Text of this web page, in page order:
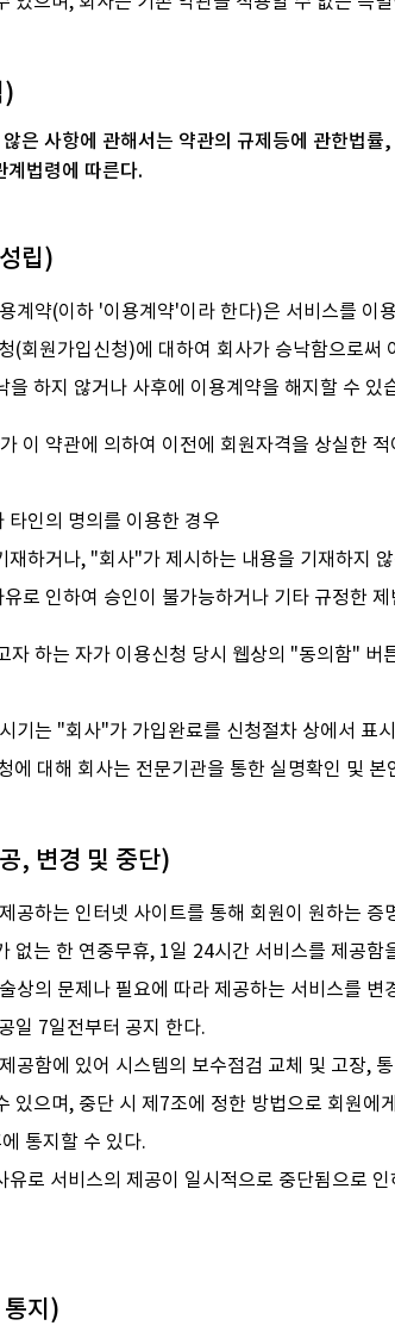
)
은 사항에 관해서는 약관의 규제등에 관한법
계법령에 따른다.
립)
계약(이하 '이용계약'이라 한다)은 서비스를 이
(회원가입신청)에 대하여 회사가 승낙함으로
을 하지 않거나 사후에 이용계약을 해지할 수 있
이 약관에 의하여 이전에 회원자격을 상실한
타인의 명의를 이용한 경우
재하거나, "회사"가 제시하는 내용을 기재하지
로 인하여 승인이 불가능하거나 기타 규정한
하는 자가 이용신청 당시 웹상의 "동의함" 버
기는 "회사"가 가입완료를 신청절차 상에서 표
대해 회사는 전문기관을 통한 실명확인 및 본
, 변경 및 중단)
공하는 인터넷 사이트를 통해 회원이 원하는 증
없는 한 연중무휴, 1일 24시간 서비스를 제공함
상의 문제나 필요에 따라 제공하는 서비스를 변
일 7일전부터 공지 한다.
공함에 있어 시스템의 보수점검 교체 및 고장,
있으며, 중단 시 제7조에 정한 방법으로 회원
통지할 수 있다.
로 서비스의 제공이 일시적으로 중단됨으로
지)